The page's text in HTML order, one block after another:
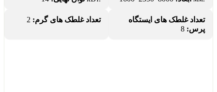
تعداد غلطک های گرم:
تعداد غلطک های ایستگاه
پرس: